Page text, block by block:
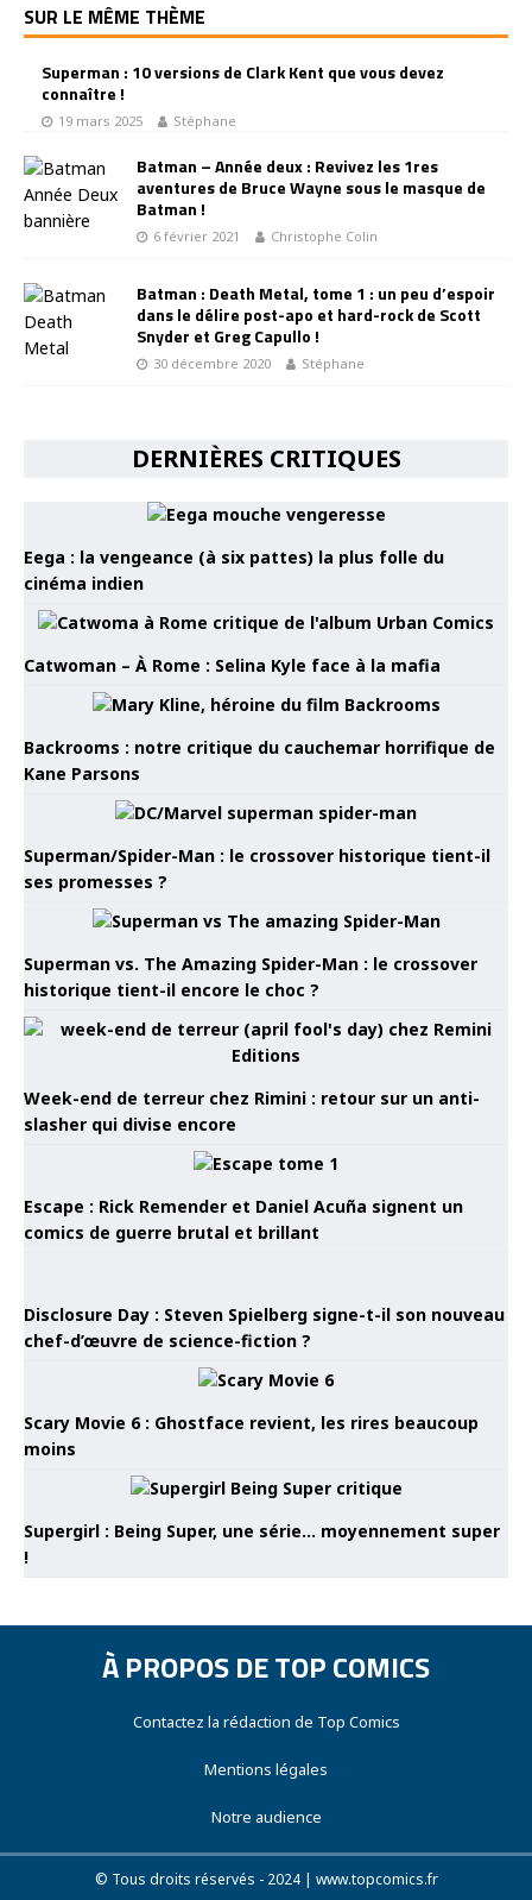
SUR LE MÊME THÈME
Superman : 10 versions de Clark Kent que vous devez
connaître !
19 mars 2025 Stéphane
Batman – Année deux : Revivez les 1res
aventures de Bruce Wayne sous le masque de
Batman !
6 février 2021 Christophe Colin
Batman : Death Metal, tome 1 : un peu d’espoir
dans le délire post-apo et hard-rock de Scott
Snyder et Greg Capullo !
30 décembre 2020 Stéphane
DERNIÈRES CRITIQUES
Eega : la vengeance (à six pattes) la plus folle du
cinéma indien
Catwoman – À Rome : Selina Kyle face à la mafia
Backrooms : notre critique du cauchemar horrifique de
Kane Parsons
Superman/Spider-Man : le crossover historique tient-il
ses promesses ?
Superman vs. The Amazing Spider-Man : le crossover
historique tient-il encore le choc ?
Week-end de terreur chez Rimini : retour sur un anti-
slasher qui divise encore
Escape : Rick Remender et Daniel Acuña signent un
comics de guerre brutal et brillant
Disclosure Day : Steven Spielberg signe-t-il son nouveau
chef-d’œuvre de science-fiction ?
Scary Movie 6 : Ghostface revient, les rires beaucoup
moins
Supergirl : Being Super, une série… moyennement super
!
À PROPOS DE TOP COMICS
Contactez la rédaction de Top Comics
Mentions légales
Notre audience
© Tous droits réservés - 2024 | www.topcomics.fr